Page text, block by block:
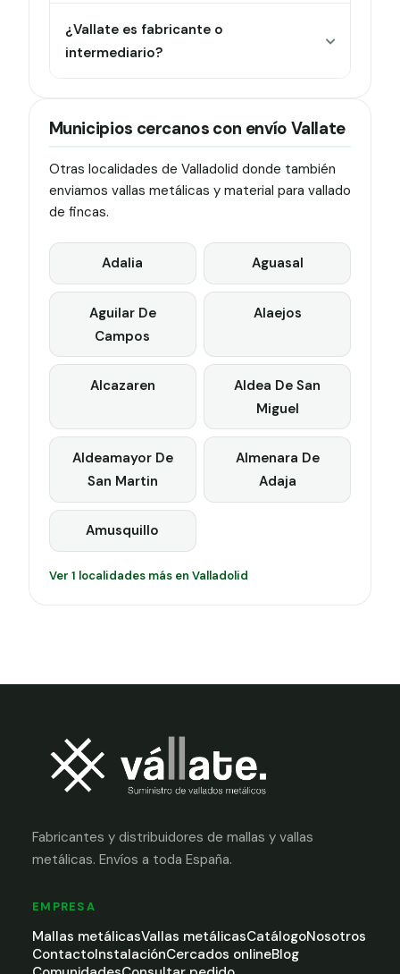
¿Vallate es fabricante o
intermediario?
Municipios cercanos con envío Vallate
Otras localidades de Valladolid donde también
enviamos vallas metálicas y material para vallado
de fincas.
Adalia Aguasal
Aguilar De
Campos
Alaejos
Alcazaren
Aldea De San
Miguel
Aldeamayor De
San Martin
Almenara De
Adaja
Amusquillo
Ver 1 localidades más en Valladolid
Fabricantes y distribuidores de mallas y vallas
metálicas. Envíos a toda España.
EMPRESA
Mallas metálicasVallas metálicasCatálogoNosotros
ContactoInstalaciónCercados onlineBlog